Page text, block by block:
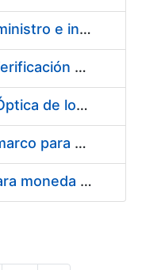
Acuerdo marco para el suministro e instalación de persianas, estores y otros complementos
Servicio de Calibración y Verificación Externa de los Equipos de Medición del Servicio de Prevención de la FNMT-RCM
Conexión mediante Fibra Óptica de los Centros de Proceso de Datos (CPDs) de las sedes de la FNMT-RCM de Burgos y Madrid
Contratación de acuerdo marco para el Suministro de Material de Electricidad para la Fábrica Nacional de Moneda y Timbre-Real Casa de la Moneda en su centro de trabajo de Burgos
Suministro de estuches para moneda de 30 €